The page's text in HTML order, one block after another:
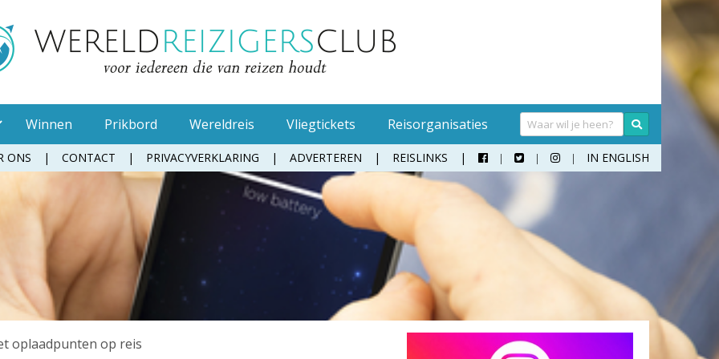
Muggenspray
Oordopjes
Toiletpapier
Handwasmiddel
Hangmat
Klamboe
Koffer
Sokken
Teenslippers
Winnen Prikbord Wereldreis Vliegtickets Reisorganisaties
ONS CONTACT PRIVACYVERKLARING ADVERTEREN REISLINKS    IN ENGLISH
oplaadpunten op reis